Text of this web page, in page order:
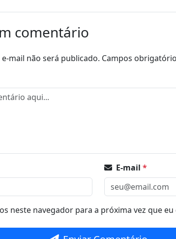
comentário
mail não será publicado. Campos
E-mail *
neste navegador para a próxima vez que eu